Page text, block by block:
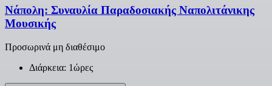
Νάπολη: Συναυλία Παραδοσιακής Ναπολιτάνικης
Μουσικής
Προσωρινά μη διαθέσιμο
Διάρκεια: 1ώρες